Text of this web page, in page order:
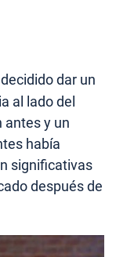
dar un
al lado del
antes y un
había
significativas
después de